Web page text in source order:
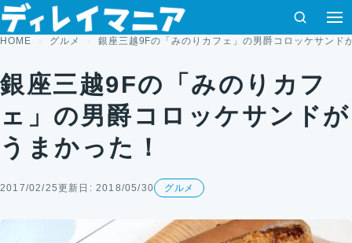
コンテンツへスキップ
検索
HOME グルメ 銀座三越9Fの「みのりカフェ」の男爵コロッケサンド
銀座三越9Fの「みのりカフ
ェ」の男爵コロッケサンドが
うまかった！
2017/02/25更新日: 2018/05/30 グルメ